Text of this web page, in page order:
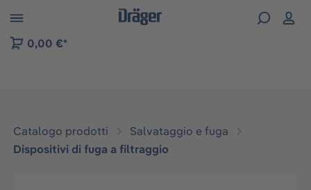
Skip to B2B platform navigation
0,00 €*
Catalogo prodotti
Salvataggio e fuga
Dispositivi di fuga a filtraggio